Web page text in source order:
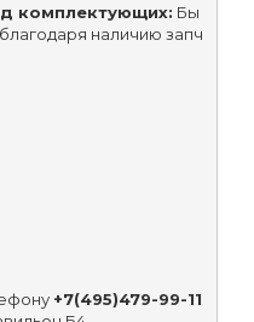
комплектующих: Бы
наличию запч
+7(495)479-99-11